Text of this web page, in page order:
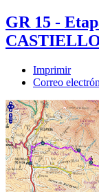
GR 15 -
Imprimir
Correo